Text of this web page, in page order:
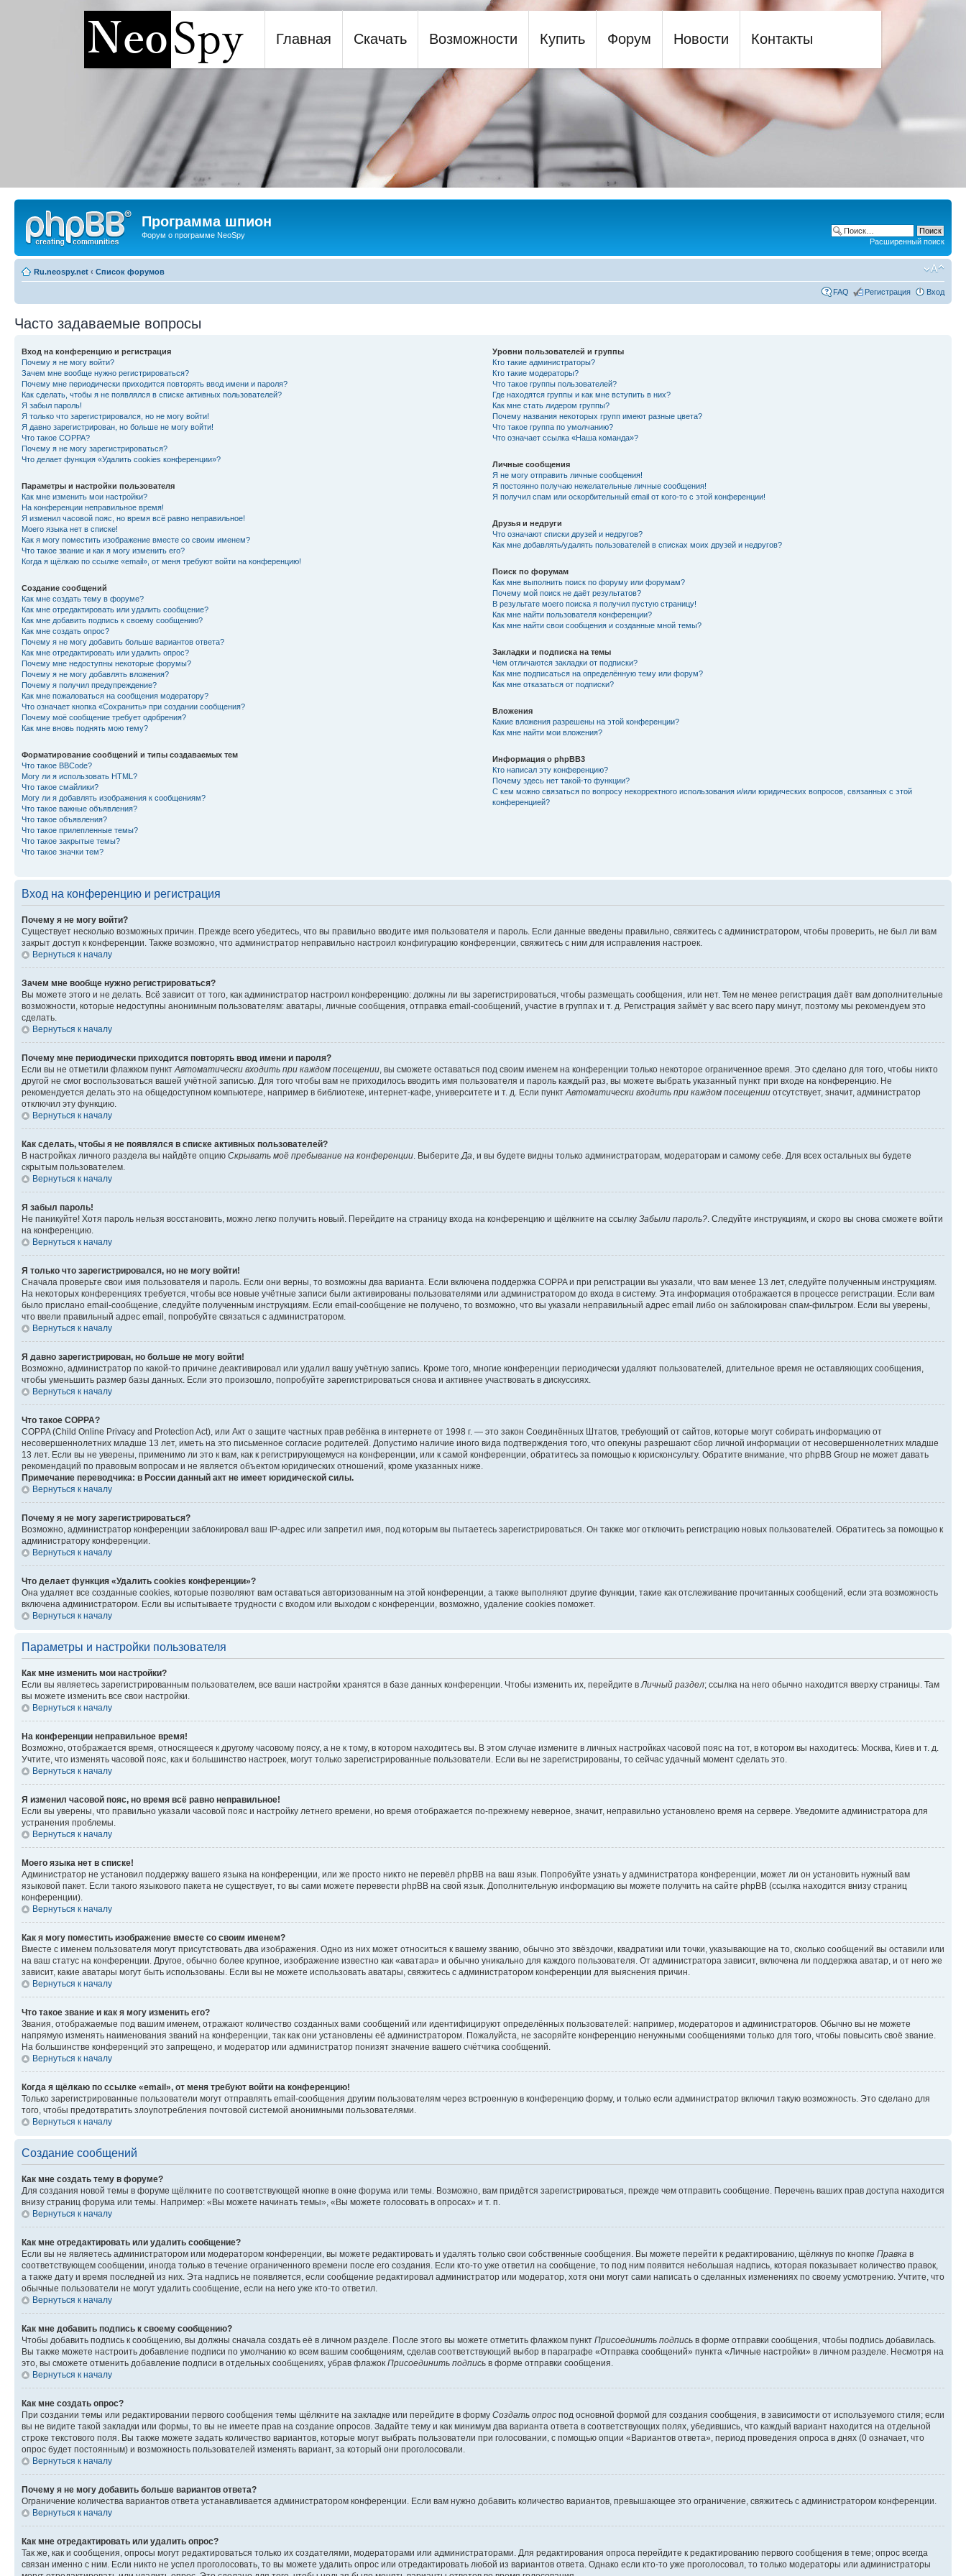
Программа шпион NeoSpy
Главная Скачать Возможности Купить Форум Новости Контакты
Программа шпион
Форум о программе NeoSpy
Расширенный поиск
Ru.neospy.net ‹ Список форумов
FAQ Регистрация Вход
Часто задаваемые вопросы
Вход на конференцию и регистрация
Почему я не могу войти?
Зачем мне вообще нужно регистрироваться?
Почему мне периодически приходится повторять ввод имени и пароля?
Как сделать, чтобы я не появлялся в списке активных пользователей?
Я забыл пароль!
Я только что зарегистрировался, но не могу войти!
Я давно зарегистрирован, но больше не могу войти!
Что такое COPPA?
Почему я не могу зарегистрироваться?
Что делает функция «Удалить cookies конференции»?
Параметры и настройки пользователя
Как мне изменить мои настройки?
На конференции неправильное время!
Я изменил часовой пояс, но время всё равно неправильное!
Моего языка нет в списке!
Как я могу поместить изображение вместе со своим именем?
Что такое звание и как я могу изменить его?
Когда я щёлкаю по ссылке «email», от меня требуют войти на конференцию!
Создание сообщений
Как мне создать тему в форуме?
Как мне отредактировать или удалить сообщение?
Как мне добавить подпись к своему сообщению?
Как мне создать опрос?
Почему я не могу добавить больше вариантов ответа?
Как мне отредактировать или удалить опрос?
Почему мне недоступны некоторые форумы?
Почему я не могу добавлять вложения?
Почему я получил предупреждение?
Как мне пожаловаться на сообщения модератору?
Что означает кнопка «Сохранить» при создании сообщения?
Почему моё сообщение требует одобрения?
Как мне вновь поднять мою тему?
Форматирование сообщений и типы создаваемых тем
Что такое BBCode?
Могу ли я использовать HTML?
Что такое смайлики?
Могу ли я добавлять изображения к сообщениям?
Что такое важные объявления?
Что такое объявления?
Что такое прилепленные темы?
Что такое закрытые темы?
Что такое значки тем?
Уровни пользователей и группы
Кто такие администраторы?
Кто такие модераторы?
Что такое группы пользователей?
Где находятся группы и как мне вступить в них?
Как мне стать лидером группы?
Почему названия некоторых групп имеют разные цвета?
Что такое группа по умолчанию?
Что означает ссылка «Наша команда»?
Личные сообщения
Я не могу отправить личные сообщения!
Я постоянно получаю нежелательные личные сообщения!
Я получил спам или оскорбительный email от кого-то с этой конференции!
Друзья и недруги
Что означают списки друзей и недругов?
Как мне добавлять/удалять пользователей в списках моих друзей и недругов?
Поиск по форумам
Как мне выполнить поиск по форуму или форумам?
Почему мой поиск не даёт результатов?
В результате моего поиска я получил пустую страницу!
Как мне найти пользователя конференции?
Как мне найти свои сообщения и созданные мной темы?
Закладки и подписка на темы
Чем отличаются закладки от подписки?
Как мне подписаться на определённую тему или форум?
Как мне отказаться от подписки?
Вложения
Какие вложения разрешены на этой конференции?
Как мне найти мои вложения?
Информация о phpBB3
Кто написал эту конференцию?
Почему здесь нет такой-то функции?
С кем можно связаться по вопросу некорректного использования и/или юридических вопросов, связанных с этой
конференцией?
Вход на конференцию и регистрация
Почему я не могу войти?
Существует несколько возможных причин. Прежде всего убедитесь, что вы правильно вводите имя пользователя и пароль. Если данные введены правильно, свяжитесь с администратором, чтобы проверить, не был ли вам
закрыт доступ к конференции. Также возможно, что администратор неправильно настроил конфигурацию конференции, свяжитесь с ним для исправления настроек.
Вернуться к началу
Зачем мне вообще нужно регистрироваться?
Вы можете этого и не делать. Всё зависит от того, как администратор настроил конференцию: должны ли вы зарегистрироваться, чтобы размещать сообщения, или нет. Тем не менее регистрация даёт вам дополнительные
возможности, которые недоступны анонимным пользователям: аватары, личные сообщения, отправка email-сообщений, участие в группах и т. д. Регистрация займёт у вас всего пару минут, поэтому мы рекомендуем это
сделать.
Вернуться к началу
Почему мне периодически приходится повторять ввод имени и пароля?
Если вы не отметили флажком пункт Автоматически входить при каждом посещении , вы сможете оставаться под своим именем на конференции только некоторое ограниченное время. Это сделано для того, чтобы никто
другой не смог воспользоваться вашей учётной записью. Для того чтобы вам не приходилось вводить имя пользователя и пароль каждый раз, вы можете выбрать указанный пункт при входе на конференцию. Не
рекомендуется делать это на общедоступном компьютере, например в библиотеке, интернет-кафе, университете и т. д. Если пункт Автоматически входить при каждом посещении отсутствует, значит, администратор
отключил эту функцию.
Вернуться к началу
Как сделать, чтобы я не появлялся в списке активных пользователей?
В настройках личного раздела вы найдёте опцию Скрывать моё пребывание на конференции . Выберите Да , и вы будете видны только администраторам, модераторам и самому себе. Для всех остальных вы будете
скрытым пользователем.
Вернуться к началу
Я забыл пароль!
Не паникуйте! Хотя пароль нельзя восстановить, можно легко получить новый. Перейдите на страницу входа на конференцию и щёлкните на ссылку Забыли пароль? . Следуйте инструкциям, и скоро вы снова сможете войти
на конференцию.
Вернуться к началу
Я только что зарегистрировался, но не могу войти!
Сначала проверьте свои имя пользователя и пароль. Если они верны, то возможны два варианта. Если включена поддержка COPPA и при регистрации вы указали, что вам менее 13 лет, следуйте полученным инструкциям.
На некоторых конференциях требуется, чтобы все новые учётные записи были активированы пользователями или администратором до входа в систему. Эта информация отображается в процессе регистрации. Если вам
было прислано email-сообщение, следуйте полученным инструкциям. Если email-сообщение не получено, то возможно, что вы указали неправильный адрес email либо он заблокирован спам-фильтром. Если вы уверены,
что ввели правильный адрес email, попробуйте связаться с администратором.
Вернуться к началу
Я давно зарегистрирован, но больше не могу войти!
Возможно, администратор по какой-то причине деактивировал или удалил вашу учётную запись. Кроме того, многие конференции периодически удаляют пользователей, длительное время не оставляющих сообщения,
чтобы уменьшить размер базы данных. Если это произошло, попробуйте зарегистрироваться снова и активнее участвовать в дискуссиях.
Вернуться к началу
Что такое COPPA?
COPPA (Child Online Privacy and Protection Act), или Акт о защите частных прав ребёнка в интернете от 1998 г. — это закон Соединённых Штатов, требующий от сайтов, которые могут собирать информацию от
несовершеннолетних младше 13 лет, иметь на это письменное согласие родителей. Допустимо наличие иного вида подтверждения того, что опекуны разрешают сбор личной информации от несовершеннолетних младше
13 лет. Если вы не уверены, применимо ли это к вам, как к регистрирующемуся на конференции, или к самой конференции, обратитесь за помощью к юрисконсульту. Обратите внимание, что phpBB Group не может давать
рекомендаций по правовым вопросам и не является объектом юридических отношений, кроме указанных ниже.
Примечание переводчика: в России данный акт не имеет юридической силы.
Вернуться к началу
Почему я не могу зарегистрироваться?
Возможно, администратор конференции заблокировал ваш IP-адрес или запретил имя, под которым вы пытаетесь зарегистрироваться. Он также мог отключить регистрацию новых пользователей. Обратитесь за помощью к
администратору конференции.
Вернуться к началу
Что делает функция «Удалить cookies конференции»?
Она удаляет все созданные cookies, которые позволяют вам оставаться авторизованным на этой конференции, а также выполняют другие функции, такие как отслеживание прочитанных сообщений, если эта возможность
включена администратором. Если вы испытываете трудности с входом или выходом с конференции, возможно, удаление cookies поможет.
Вернуться к началу
Параметры и настройки пользователя
Как мне изменить мои настройки?
Если вы являетесь зарегистрированным пользователем, все ваши настройки хранятся в базе данных конференции. Чтобы изменить их, перейдите в Личный раздел; ссылка на него обычно находится вверху страницы. Там
вы можете изменить все свои настройки.
Вернуться к началу
На конференции неправильное время!
Возможно, отображается время, относящееся к другому часовому поясу, а не к тому, в котором находитесь вы. В этом случае измените в личных настройках часовой пояс на тот, в котором вы находитесь: Москва, Киев и т. д.
Учтите, что изменять часовой пояс, как и большинство настроек, могут только зарегистрированные пользователи. Если вы не зарегистрированы, то сейчас удачный момент сделать это.
Вернуться к началу
Я изменил часовой пояс, но время всё равно неправильное!
Если вы уверены, что правильно указали часовой пояс и настройку летнего времени, но время отображается по-прежнему неверное, значит, неправильно установлено время на сервере. Уведомите администратора для
устранения проблемы.
Вернуться к началу
Моего языка нет в списке!
Администратор не установил поддержку вашего языка на конференции, или же просто никто не перевёл phpBB на ваш язык. Попробуйте узнать у администратора конференции, может ли он установить нужный вам
языковой пакет. Если такого языкового пакета не существует, то вы сами можете перевести phpBB на свой язык. Дополнительную информацию вы можете получить на сайте phpBB (ссылка находится внизу страниц
конференции).
Вернуться к началу
Как я могу поместить изображение вместе со своим именем?
Вместе с именем пользователя могут присутствовать два изображения. Одно из них может относиться к вашему званию, обычно это звёздочки, квадратики или точки, указывающие на то, сколько сообщений вы оставили или
на ваш статус на конференции. Другое, обычно более крупное, изображение известно как «аватара» и обычно уникально для каждого пользователя. От администратора зависит, включена ли поддержка аватар, и от него же
зависит, какие аватары могут быть использованы. Если вы не можете использовать аватары, свяжитесь с администратором конференции для выяснения причин.
Вернуться к началу
Что такое звание и как я могу изменить его?
Звания, отображаемые под вашим именем, отражают количество созданных вами сообщений или идентифицируют определённых пользователей: например, модераторов и администраторов. Обычно вы не можете
напрямую изменять наименования званий на конференции, так как они установлены её администратором. Пожалуйста, не засоряйте конференцию ненужными сообщениями только для того, чтобы повысить своё звание.
На большинстве конференций это запрещено, и модератор или администратор понизят значение вашего счётчика сообщений.
Вернуться к началу
Когда я щёлкаю по ссылке «email», от меня требуют войти на конференцию!
Только зарегистрированные пользователи могут отправлять email-сообщения другим пользователям через встроенную в конференцию форму, и только если администратор включил такую возможность. Это сделано для
того, чтобы предотвратить злоупотребления почтовой системой анонимными пользователями.
Вернуться к началу
Создание сообщений
Как мне создать тему в форуме?
Для создания новой темы в форуме щёлкните по соответствующей кнопке в окне форума или темы. Возможно, вам придётся зарегистрироваться, прежде чем отправить сообщение. Перечень ваших прав доступа находится
внизу страниц форума или темы. Например: «Вы можете начинать темы», «Вы можете голосовать в опросах» и т. п.
Вернуться к началу
Как мне отредактировать или удалить сообщение?
Если вы не являетесь администратором или модератором конференции, вы можете редактировать и удалять только свои собственные сообщения. Вы можете перейти к редактированию, щёлкнув по кнопке Правка в
соответствующем сообщении, иногда только в течение ограниченного времени после его создания. Если кто-то уже ответил на сообщение, то под ним появится небольшая надпись, которая показывает количество правок,
а также дату и время последней из них. Эта надпись не появляется, если сообщение редактировал администратор или модератор, хотя они могут сами написать о сделанных изменениях по своему усмотрению. Учтите, что
обычные пользователи не могут удалить сообщение, если на него уже кто-то ответил.
Вернуться к началу
Как мне добавить подпись к своему сообщению?
Чтобы добавить подпись к сообщению, вы должны сначала создать её в личном разделе. После этого вы можете отметить флажком пункт Присоединить подпись в форме отправки сообщения, чтобы подпись добавилась.
Вы также можете настроить добавление подписи по умолчанию ко всем вашим сообщениям, сделав соответствующий выбор в параграфе «Отправка сообщений» пункта «Личные настройки» в личном разделе. Несмотря на
это, вы сможете отменить добавление подписи в отдельных сообщениях, убрав флажок Присоединить подпись в форме отправки сообщения.
Вернуться к началу
Как мне создать опрос?
При создании темы или редактировании первого сообщения темы щёлкните на закладке или перейдите в форму Создать опрос под основной формой для создания сообщения, в зависимости от используемого стиля; если
вы не видите такой закладки или формы, то вы не имеете прав на создание опросов. Задайте тему и как минимум два варианта ответа в соответствующих полях, убедившись, что каждый вариант находится на отдельной
строке текстового поля. Вы также можете задать количество вариантов, которые могут выбрать пользователи при голосовании, с помощью опции «Вариантов ответа», период проведения опроса в днях (0 означает, что
опрос будет постоянным) и возможность пользователей изменять вариант, за который они проголосовали.
Вернуться к началу
Почему я не могу добавить больше вариантов ответа?
Ограничение количества вариантов ответа устанавливается администратором конференции. Если вам нужно добавить количество вариантов, превышающее это ограничение, свяжитесь с администратором конференции.
Вернуться к началу
Как мне отредактировать или удалить опрос?
Так же, как и сообщения, опросы могут редактироваться только их создателями, модераторами или администраторами. Для редактирования опроса перейдите к редактированию первого сообщения в теме; опрос всегда
связан именно с ним. Если никто не успел проголосовать, то вы можете удалить опрос или отредактировать любой из вариантов ответа. Однако если кто-то уже проголосовал, то только модераторы или администраторы